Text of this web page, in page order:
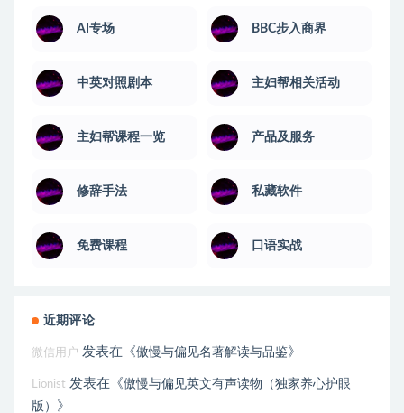
AI专场 BBC步入商界
中英对照剧本 主妇帮相关活动
主妇帮课程一览 产品及服务
修辞手法 私藏软件
免费课程 口语实战
近期评论
微信用户 发表在《傲慢与偏见名著解读与品鉴 》
Lionist 发表在《傲慢与偏见英文有声读物（独家养心护眼
版）
》